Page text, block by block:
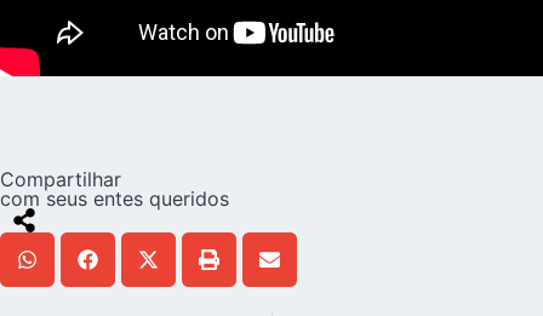
Compartilhar
com seus entes queridos